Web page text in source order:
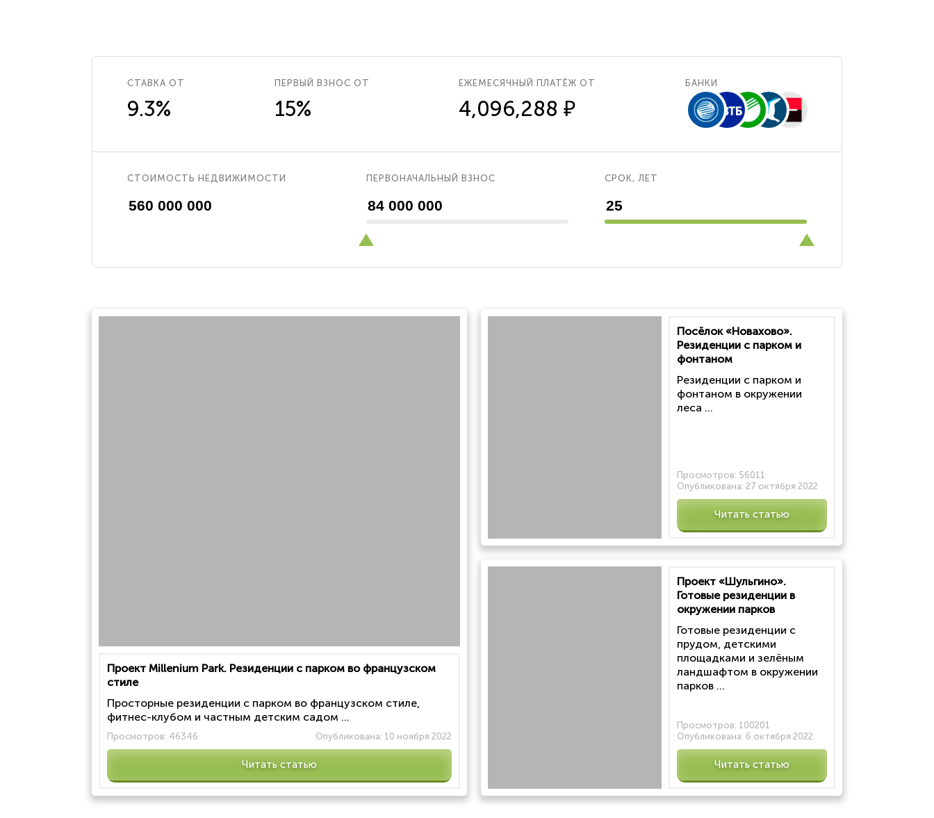
СТАВКА ОТ
9.3%
ПЕРВЫЙ ВЗНОС ОТ
15%
ЕЖЕМЕСЯЧНЫЙ ПЛАТЁЖ ОТ
4,096,288 ₽
БАНКИ
СТОИМОСТЬ НЕДВИЖИМОСТИ ПЕРВОНАЧАЛЬНЫЙ ВЗНОС СРОК, ЛЕТ
Проект Millenium Park. Резиденции с парком во французском
стиле
Просторные резиденции с парком во французском стиле,
фитнес-клубом и частным детским садом ...
Просмотров: 46346 Опубликована: 10 ноября 2022
Читать статью
Посёлок «Новахово».
Резиденции с парком и
фонтаном
Резиденции с парком и
фонтаном в окружении
леса ...
Просмотров: 56011
Опубликована: 27 октября 2022
Читать статью
Проект «Шульгино».
Готовые резиденции в
окружении парков
Готовые резиденции с
прудом, детскими
площадками и зелёным
ландшафтом в окружении
парков ...
Просмотров: 100201
Опубликована: 6 октября 2022
Читать статью